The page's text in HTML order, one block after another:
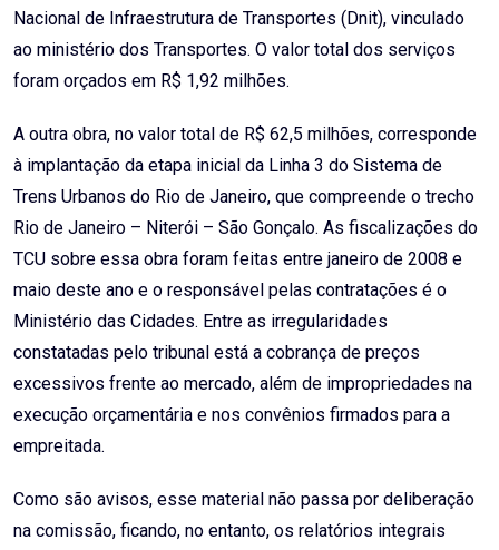
Nacional de Infraestrutura de Transportes (Dnit), vinculado
ao ministério dos Transportes. O valor total dos serviços
foram orçados em R$ 1,92 milhões.
A outra obra, no valor total de R$ 62,5 milhões, corresponde
à implantação da etapa inicial da Linha 3 do Sistema de
Trens Urbanos do Rio de Janeiro, que compreende o trecho
Rio de Janeiro – Niterói – São Gonçalo. As fiscalizações do
TCU sobre essa obra foram feitas entre janeiro de 2008 e
maio deste ano e o responsável pelas contratações é o
Ministério das Cidades. Entre as irregularidades
constatadas pelo tribunal está a cobrança de preços
excessivos frente ao mercado, além de impropriedades na
execução orçamentária e nos convênios firmados para a
empreitada.
Como são avisos, esse material não passa por deliberação
na comissão, ficando, no entanto, os relatórios integrais